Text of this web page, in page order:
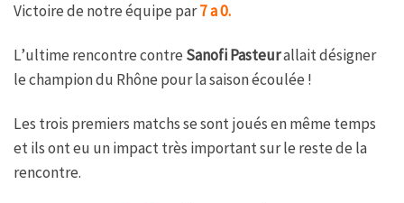
Victoire de notre équipe par7 a 0.
L’ultime rencontre contreSanofi Pasteurallait désigner
le champion du Rhône pour la saison écoulée !
Les trois premiers matchs se sont joués en même temps
et ils ont eu un impact très important sur le reste de la
rencontre.